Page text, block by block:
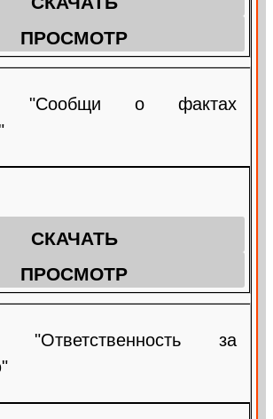
ПРОСМОТР
"Сообщи о фактах
СКАЧАТЬ
ПРОСМОТР
"Ответственность за